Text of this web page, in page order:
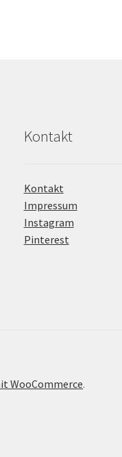
Kontakt
Kontakt
Impressum
Instagram
Pinterest
WooCommerce.